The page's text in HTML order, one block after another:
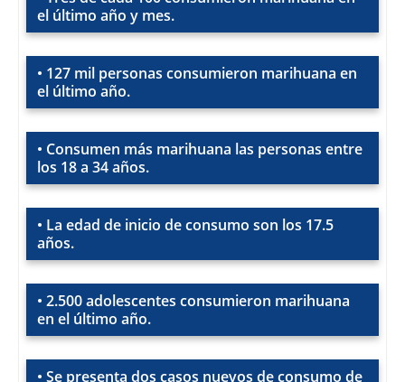
el último año y mes.
• 127 mil personas consumieron marihuana en
el último año.
• Consumen más marihuana las personas entre
los 18 a 34 años.
• La edad de inicio de consumo son los 17.5
años.
• 2.500 adolescentes consumieron marihuana
en el último año.
• Se presenta dos casos nuevos de consumo de